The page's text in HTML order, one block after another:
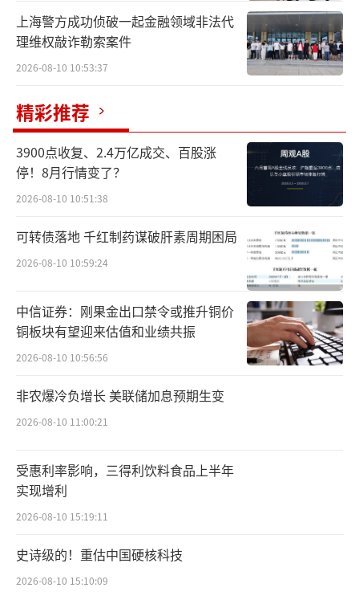
三天假期里做一回“特种兵”。
北京商报记者在携程旅行App查询发现，6
尔热门时间航班已经涨价至4931元，而前一周
（6月12日去程、6月14日返程）同一时刻的航
班票价仅2767元，涨幅为78%。
除首尔外，北京飞曼谷的部分热门航班价
格也出现明显上涨。例如，端午假期首日（6月
19日）泰国国际航空执飞的TG675航班，5月16
日该航班显示为1360元，而5月26日涨至2068
元，涨幅达52%。
航旅纵横大数据显示，截至5月26日，端午
长；出入境航线机票预订量增长超45万张，同
比增长约9%。
由于天数限制，端午假期的出游多集中在
境内与韩国、东南亚等周边国家及地区。
的热门境内目的地中，新疆、西藏、青海、甘
肃、贵州等西部地区报名热度较高。出境目的
上海警方成功侦破一起金融领域非法代
理维权敲诈勒索案件
2026-08-10 10:53:37
精彩推荐
3900点收复、2.4万亿成交、百股涨
停！8月行情变了？
2026-08-10 10:51:38
可转债落地 千红制药谋破肝素周期困局
2026-08-10 10:59:24
中信证券：刚果金出口禁令或推升铜价
铜板块有望迎来估值和业绩共振
2026-08-10 10:56:56
非农爆冷负增长 美联储加息预期生变
2026-08-10 11:00:21
受惠利率影响，三得利饮料食品上半年
实现增利
2026-08-10 15:19:11
史诗级的！重估中国硬核科技
2026-08-10 15:10:09